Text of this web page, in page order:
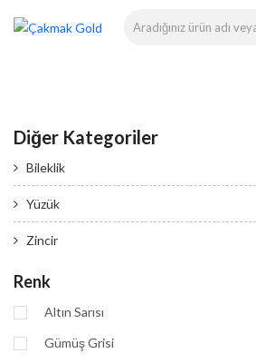
Diğer Kategoriler
Bileklik
Yüzük
Zincir
Renk
Altın Sarısı
Gümüş Grisi